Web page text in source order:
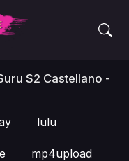
S2 Castellano -
lulu
mp4upload